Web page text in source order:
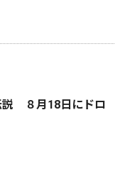
説 ８月18日にドロ